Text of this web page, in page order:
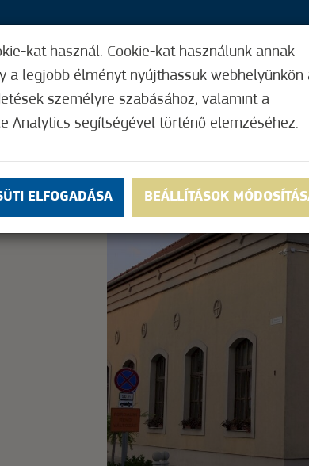
HASZNOS FUNKCIÓK
Nem értékelt
kat használ. Cookie-kat használunk annak
a legjobb élményt nyújthassuk webhelyünkön
személyre szabásához, valamint a
Analytics segítségével történő elemzéséhez.
ELFOGADÁSA BEÁLLÍTÁSOK